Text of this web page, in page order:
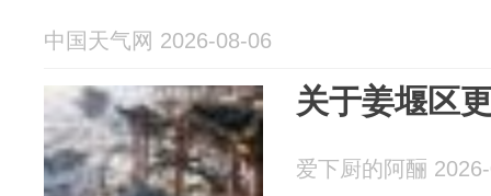
中国天气网 2026-08-06
关于姜堰区
爱下厨的阿酾